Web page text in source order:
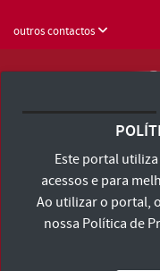
outros contactos
Consulte os
Este portal
acessos e para
Ao utilizar o portal,
nossa Política de